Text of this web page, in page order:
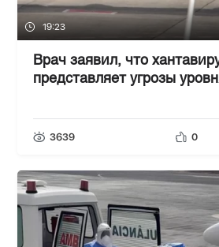
19:23
Врач заявил, что
представляет угрозы
3639 0